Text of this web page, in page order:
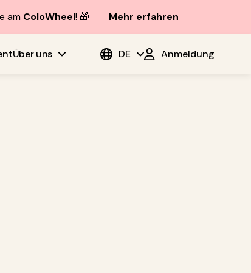
am ColoWheel! 🎁 Mehr erfahren
Über uns DE Anmeldung